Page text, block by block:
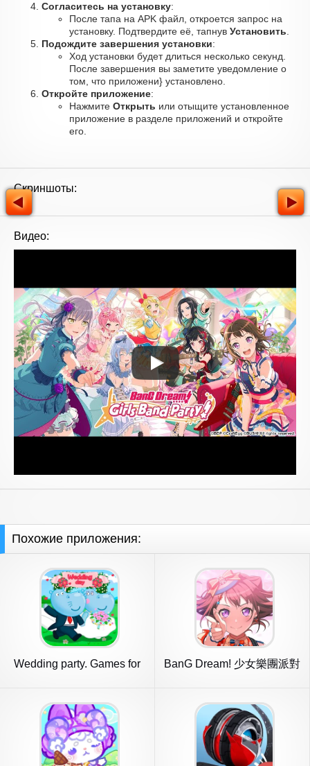
Согласитесь на установку:
После тапа на APK файл, откроется запрос на
установку. Подтвердите её, тапнув Установить
Подождите завершения установки:
Ход установки будет длиться несколько секунд.
После завершения вы заметите уведомление о
том, что приложени} установлено.
Откройте приложение:
Нажмите Открыть или отыщите установленное
приложение в разделе приложений и откройте
его.
Скриншоты:
Видео:
Похожие приложения:
Wedding party. Games for
BanG Dream! 少女樂團派對